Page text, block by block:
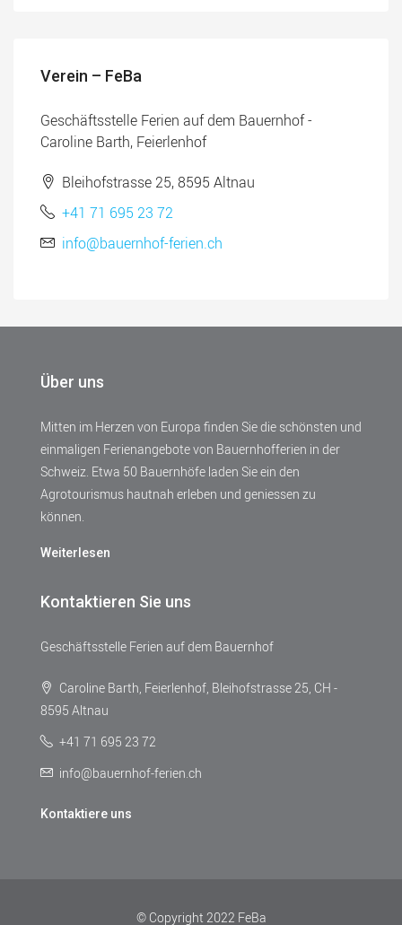
Verein – FeBa
Geschäftsstelle Ferien auf dem Bauernhof -
Caroline Barth, Feierlenhof
Bleihofstrasse 25, 8595 Altnau
+41 71 695 23 72
info@bauernhof-ferien.ch
Über uns
Mitten im Herzen von Europa finden Sie die schönsten und
einmaligen Ferienangebote von Bauernhofferien in der
Schweiz. Etwa 50 Bauernhöfe laden Sie ein den
Agrotourismus hautnah erleben und geniessen zu
können.
Weiterlesen
Kontaktieren Sie uns
Geschäftsstelle Ferien auf dem Bauernhof
Caroline Barth, Feierlenhof, Bleihofstrasse 25, CH -
8595 Altnau
+41 71 695 23 72
info@bauernhof-ferien.ch
Kontaktiere uns
© Copyright 2022 FeBa